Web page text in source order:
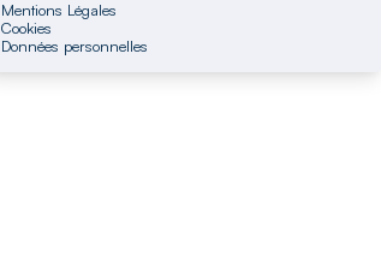
Mentions Légales
Cookies
Données personnelles